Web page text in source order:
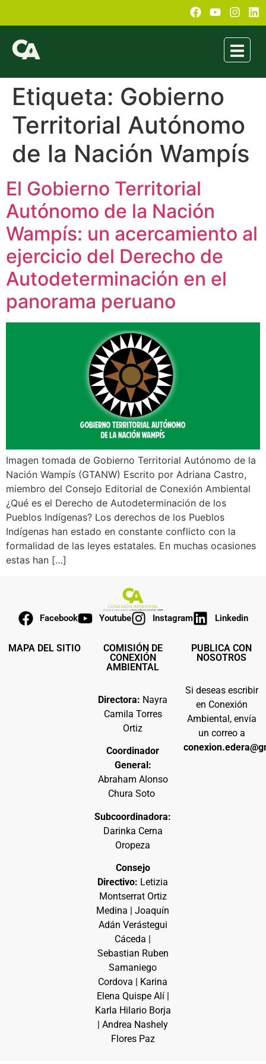
Etiqueta: Gobierno
Territorial Autónomo
de la Nación Wampís
El Gobierno Territorial
Autónomo de la Nación
Wampís: un acercamiento al
ejercicio del Derecho de
Autodeterminación en el
panorama peruano
Imagen tomada de Gobierno Territorial Autónomo de la
Nación Wampís (GTANW) Escrito por Adriana Castro,
miembro del Consejo Editorial de Conexión Ambiental
¿Qué es el Derecho de Autodeterminación de los
Pueblos Indígenas? Los derechos de los Pueblos
Indígenas han estado en constante conflicto con la
formalidad de las leyes estatales. En muchas ocasiones
estas han […]
Facebook Youtube Instagram Linkedin
MAPA DEL SITIO
COMISIÓN DE
CONEXIÓN
AMBIENTAL
Directora: Nayra
Camila Torres
Ortiz
Coordinador
General:
Abraham Alonso
Chura Soto
Subcoordinadora:
Darinka Cerna
Oropeza
Consejo
Directivo: Letizia
Montserrat Ortiz
Medina | Joaquín
Adán Verástegui
Cáceda |
Sebastian Ruben
Samaniego
Cordova | Karina
Elena Quispe Alí |
Karla Hilario Borja
| Andrea Nashely
Flores Paz
PUBLICA CON
NOSOTROS
Si deseas escribir
en Conexión
Ambiental, envía
un correo a